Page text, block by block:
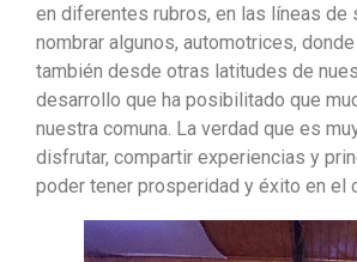
en diferentes rubros, en las líneas de
nombrar algunos, automotrices,
también desde otras latitudes de
desarrollo que ha posibilitado que
nuestra comuna. La verdad que es
disfrutar, compartir experiencias y
poder tener prosperidad y éxito en el